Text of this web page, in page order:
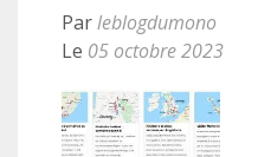
Parleblogdumono
Le 05 octobre 2023